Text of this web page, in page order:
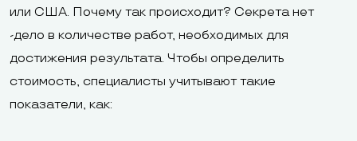
или США. Почему так происходит? Секрета нет
-дело в количестве работ, необходимых для
достижения результата. Чтобы определить
стоимость, специалисты учитывают такие
показатели, как: